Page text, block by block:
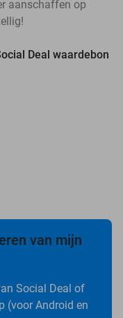
aanschaffen op
Deal waardebon
van mijn
Social Deal of
(voor Android en